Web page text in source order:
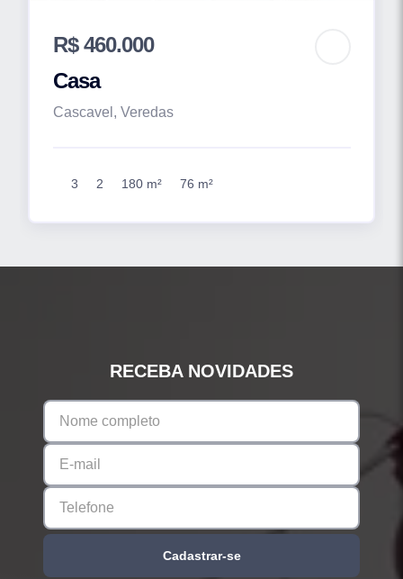
R$ 460.000
Casa
Cascavel, Veredas
3 2 180 m² 76 m²
RECEBA NOVIDADES
Cadastrar-se